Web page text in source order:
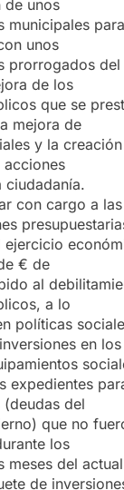
de unos
municipales
unos
prorrogados
de los
que se
mejora de
y la
con cargo a las
ejercicio
€ de
al
a lo
políticas
en los
expedientes
del
que no
los
meses del
de